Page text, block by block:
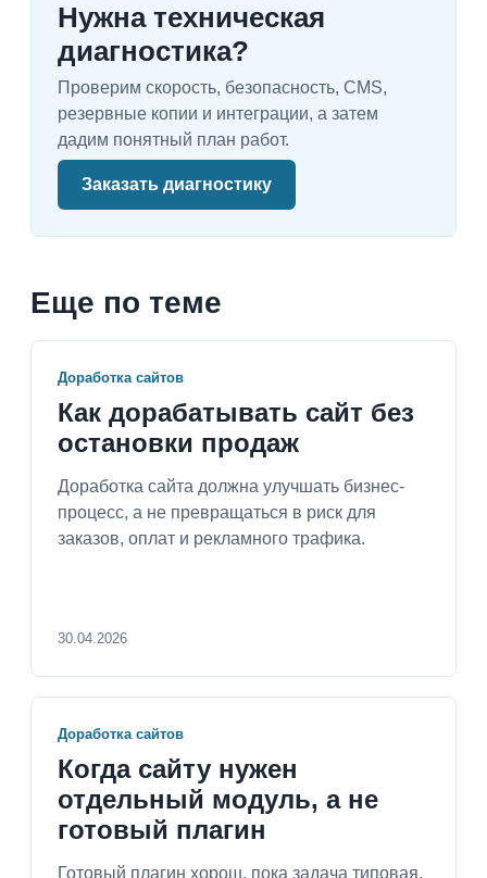
Нужна техническая
диагностика?
Проверим скорость, безопасность, CMS,
резервные копии и интеграции, а затем
дадим понятный план работ.
Заказать диагностику
Еще по теме
Доработка сайтов
Как дорабатывать сайт без
остановки продаж
Доработка сайта должна улучшать бизнес-
процесс, а не превращаться в риск для
заказов, оплат и рекламного трафика.
30.04.2026
Доработка сайтов
Когда сайту нужен
отдельный модуль, а не
готовый плагин
Готовый плагин хорош, пока задача типовая.